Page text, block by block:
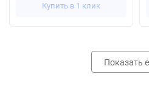
Купить в 1 клик
Показать